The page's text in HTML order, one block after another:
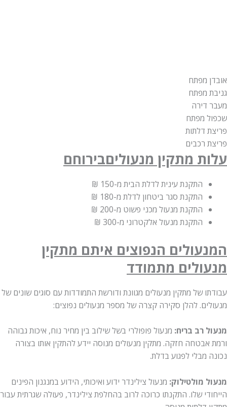
מפתח
מפתח
מפתח
דלתות
רכבים
מתקין מנעוליםבירוחם
התקנת עינית לדלת הבית מ-150 ₪
התקנת סגר ביטחון לדלתמ-180 ₪
התקנת מנעול מכני פשוטמ-200 ₪
התקנת מנעול אלקטרונימ-300 ₪
הנפוצים איתם מתקין
מתמודד
של מתקין מנעולים מגוונת ודורשת התמודדות עם סוגים שונים של
להלן סקירה קצרה של מספר מנעולים נפוצים:
רב בריח: מנעול פופולרי בשל שילוב בין מחיר נוח, איכות גבוהה
חזקה. מתקין מנעולים מנוסה יידע להתקין אותו בצורה
מבלי לפגוע בדלת.
מולטילוק:מנעול צילינדר ידוע ואיכותי, הידוע במנגנון הפינים
שלו. התקנתו כרוכה לרוב בהחלפת צילינדר, פעולה שגרתית עבור